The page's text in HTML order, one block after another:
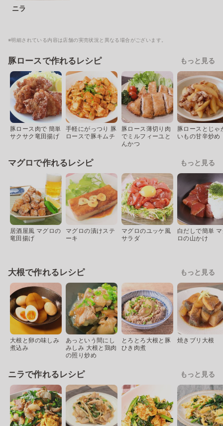
ニラ
※明細されている内容は店舗の実売状況と異なる場合がございます。
豚ロースで作れるレシピ もっと見る
豚ロース肉で 簡単
サクサク竜田揚げ
手軽にがっつり 豚
ロースで豚キムチ
豚ロース薄切り肉
でミルフィーユと
んかつ
豚ロースとじゃ
いもの甘辛炒め
マグロで作れるレシピ もっと見る
居酒屋風 マグロの
竜田揚げ
マグロの漬けステ
ーキ
マグロのユッケ風
サラダ
白だしで簡単
ロの山かけ
大根で作れるレシピ もっと見る
大根と卵の味しみ
煮込み
あっという間にし
みしみ 大根と鶏肉
の照り炒め
とろとろ大根と豚
ひき肉煮
焼きブリ大根
ニラで作れるレシピ もっと見る